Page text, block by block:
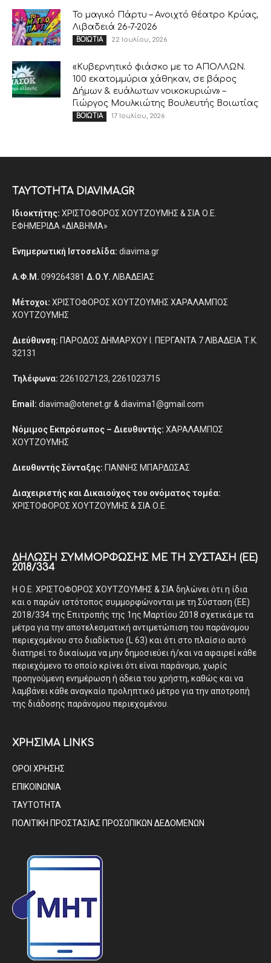
Το μαγικό Πάρτυ – Ανοιχτό θέατρο Κρύας,
Λιβαδειά 26-7-2026
ΒΟΙΩΤΙΑ 22 Ιουλίου, 2026
«Κυβερνητικό φιάσκο με το ΑΠΟΛΛΩΝ.
100 εκατομμύρια χάθηκαν, σε βάρος
Δήμων & ευάλωτων νοικοκυριών» –
Γιώργος Μουλκιώτης Βουλευτής Βοιωτίας
ΒΟΙΩΤΙΑ 17 Ιουλίου, 2026
ΤΑΥΤΟΤΗΤΑ DIAVIMA.GR
Ιδιοκτήτης: ΧΡΙΣΤΟΦΟΡΟΣ ΧΟΥΤΖΟΥΜΗΣ & ΣΙΑ Ο.Ε.
ΕΦΗΜΕΡΙΔΑ «ΔΙΑΒΗΜΑ»
Ενημερωτική Ιστοσελίδα: diavima.gr
Α.Φ.Μ. 099264381 Δ.Ο.Υ. ΛΙΒΑΔΕΙΑΣ
Μέτοχοι: ΧΡΙΣΤΟΦΟΡΟΣ ΧΟΥΤΖΟΥΜΗΣ ΧΑΡΑΛΑΜΠΟΣ
ΧΟΥΤΖΟΥΜΗΣ
Διεύθυνση: ΠΑΡΟΔΟΣ ΔΗΜΑΡΧΟΥ Ι. ΠΕΡΓΑΝΤΑ 7 ΛΙΒΑΔΕΙΑ Τ.Κ.
32131
Τηλέφωνα: 2261027123, 2261023715
Email: diavima@otenet.gr & diavima1@gmail.com
Νόμιμος Εκπρόσωπος – Διευθυντής: ΧΑΡΑΛΑΜΠΟΣ
ΧΟΥΤΖΟΥΜΗΣ
Διευθυντής Σύνταξης: ΓΙΑΝΝΗΣ ΜΠΑΡΔΩΣΑΣ
Διαχειριστής και Δικαιούχος του ονόματος τομέα:
ΧΡΙΣΤΟΦΟΡΟΣ ΧΟΥΤΖΟΥΜΗΣ & ΣΙΑ Ο.Ε.
ΔΉΛΩΣΗ ΣΥΜΜΌΡΦΩΣΗΣ ΜΕ ΤΗ ΣΎΣΤΑΣΗ (ΕΕ)
2018/334
Η Ο.Ε. ΧΡΙΣΤΟΦΟΡΟΣ ΧΟΥΤΖΟΥΜΗΣ & ΣΙΑ δηλώνει ότι η ίδια
και ο παρών ιστότοπος συμμορφώνονται με τη Σύσταση (ΕΕ)
2018/334 της Επιτροπής της 1ης Μαρτίου 2018 σχετικά με τα
μέτρα για την αποτελεσματική αντιμετώπιση του παράνομου
περιεχομένου στο διαδίκτυο (L 63) και ότι στο πλαίσιο αυτό
διατηρεί το δικαίωμα να μην δημοσιεύει ή/και να αφαιρεί κάθε
περιεχόμενο το οποίο κρίνει ότι είναι παράνομο, χωρίς
προηγούμενη ενημέρωση ή άδεια του χρήστη, καθώς και να
λαμβάνει κάθε αναγκαίο προληπτικό μέτρο για την αποτροπή
της διάδοσης παράνομου περιεχομένου.
ΧΡΗΣΙΜΑ LINKS
ΟΡΟΙ ΧΡΗΣΗΣ
ΕΠΙΚΟΙΝΩΝΙΑ
ΤΑΥΤΟΤΗΤΑ
ΠΟΛΙΤΙΚΗ ΠΡΟΣΤΑΣΙΑΣ ΠΡΟΣΩΠΙΚΩΝ ΔΕΔΟΜΕΝΩΝ